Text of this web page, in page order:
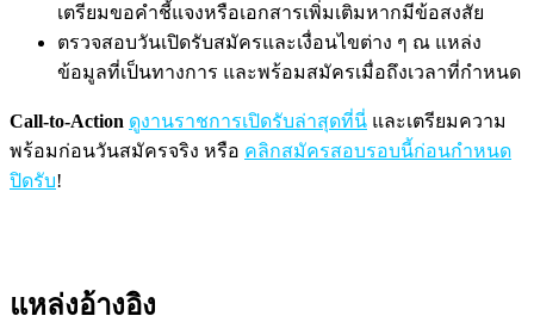
เตรียมขอคำชี้แจงหรือเอกสารเพิ่มเติมหากมีข้อสงสัย
ตรวจสอบวันเปิดรับสมัครและเงื่อนไขต่าง ๆ ณ แหล่ง
ข้อมูลที่เป็นทางการ และพร้อมสมัครเมื่อถึงเวลาที่กำหนด
Call-to-Action ดูงานราชการเปิดรับล่าสุดที่นี่ และเตรียมความ
พร้อมก่อนวันสมัครจริง หรือ คลิกสมัครสอบรอบนี้ก่อนกำหนด
ปิดรับ!
แหล่งอ้างอิง